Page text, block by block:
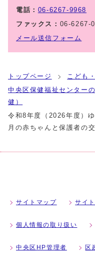
電話： 06-6267-9968
ファックス： 06-6267-
メール送信フォーム
トップページ
こども
中央区保健福祉センター
健）
令和8年度（2026年度）
月の赤ちゃんと保護者の
サイトマップ サイ
個人情報の取り扱い
中央区HP管理者 区